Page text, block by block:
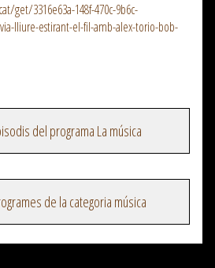
get/3316e63a-148f-470c-9b6c-
lliure-estirant-el-fil-amb-alex-torio-bob-
del programa La música
de la categoria música